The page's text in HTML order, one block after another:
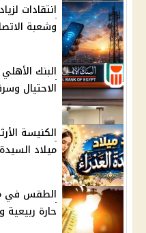
انتقادات
وشعبة
البنك
الاحتيال
الكنيسة
ميلاد
الطقس في
حارة ربيعية